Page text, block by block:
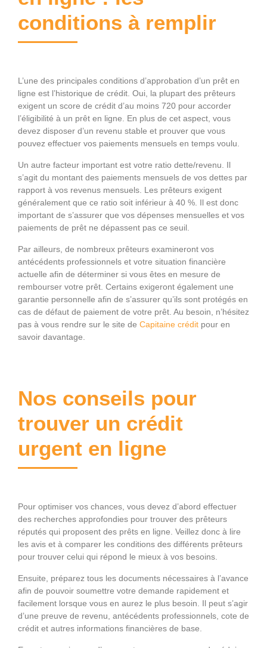
conditions à remplir
L’une des principales conditions d’approbation d’un prêt en
ligne est l’historique de crédit. Oui, la plupart des prêteurs
exigent un score de crédit d’au moins 720 pour accorder
l’éligibilité à un prêt en ligne. En plus de cet aspect, vous
devez disposer d’un revenu stable et prouver que vous
pouvez effectuer vos paiements mensuels en temps voulu.
Un autre facteur important est votre ratio dette/revenu. Il
s’agit du montant des paiements mensuels de vos dettes par
rapport à vos revenus mensuels. Les prêteurs exigent
généralement que ce ratio soit inférieur à 40 %. Il est donc
important de s’assurer que vos dépenses mensuelles et vos
paiements de prêt ne dépassent pas ce seuil.
Par ailleurs, de nombreux prêteurs examineront vos
antécédents professionnels et votre situation financière
actuelle afin de déterminer si vous êtes en mesure de
rembourser votre prêt. Certains exigeront également une
garantie personnelle afin de s’assurer qu’ils sont protégés en
cas de défaut de paiement de votre prêt. Au besoin, n’hésitez
pas à vous rendre sur le site de Capitaine crédit pour en
savoir davantage.
Nos conseils pour
trouver un crédit
urgent en ligne
Pour optimiser vos chances, vous devez d’abord effectuer
des recherches approfondies pour trouver des prêteurs
réputés qui proposent des prêts en ligne. Veillez donc à lire
les avis et à comparer les conditions des différents prêteurs
pour trouver celui qui répond le mieux à vos besoins.
Ensuite, préparez tous les documents nécessaires à l’avance
afin de pouvoir soumettre votre demande rapidement et
facilement lorsque vous en aurez le plus besoin. Il peut s’agir
d’une preuve de revenu, antécédents professionnels, cote de
crédit et autres informations financières de base.